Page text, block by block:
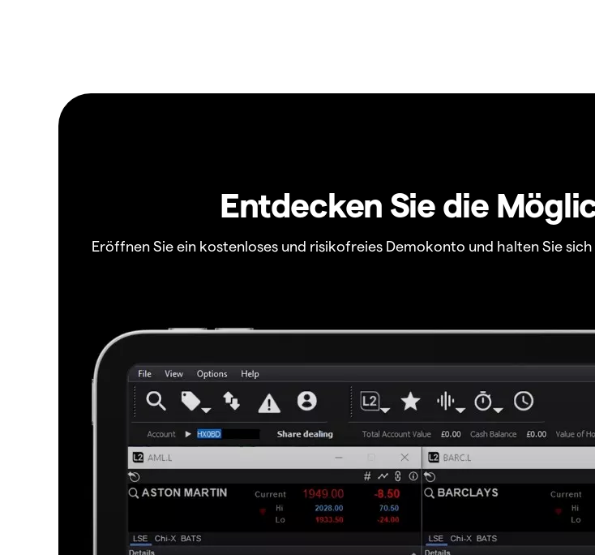
Entdecken Sie die
Eröffnen Sie ein kostenloses und risikofreies Demokonto und halten Sie